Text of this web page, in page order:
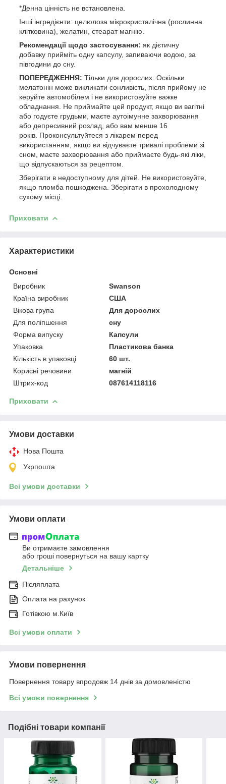
*Денна цінність не встановлена.
Інші інгредієнти: целюлоза мікрокристалічна (рослинна
клітковина), желатин, стеарат магнію.
Рекомендації щодо застосування: як дієтичну
добавку прийміть одну капсулу, запиваючи водою, за
півгодини до сну.
ПОПЕРЕДЖЕННЯ: Тільки для дорослих. Оскільки
мелатонін може викликати сонливість, після прийому не
керуйте автомобілем і не використовуйте важке
обладнання. Не приймайте цей продукт, якщо ви вагітні
або годуєте грудьми, маєте аутоімунне захворювання
або депресивний розлад, або вам менше 16
років. Проконсультуйтеся з лікарем перед
використанням, якщо ви відчуваєте тривалі проблеми зі
сном, маєте захворювання або приймаєте будь-які ліки,
що відпускаються за рецептом.
Зберігати в недоступному для дітей. Не використовуйте,
якщо пломба пошкоджена. Зберігати в прохолодному
сухому місці.
Приховати
Характеристики
Основні
Виробник
Swanson
Країна виробник
США
Вікова група
Для дорослих
Для поліпшення
сну
Форма випуску
Капсули
Упаковка
Пластикова банка
Кількість в упаковці
60 шт.
Корисні речовини
магній
Штрих-код
087614118116
Приховати
Умови доставки
Нова Пошта
Укрпошта
Всі умови доставки
Умови оплати
Ви отримаєте замовлення
або гроші повернуться на вашу картку
Детальніше
Післяплата
Оплата на рахунок
Готівкою м.Київ
Всі умови оплати
Умови повернення
Повернення товару впродовж 14 днів за домовленістю
Всі умови повернення
Подібні товари компанії